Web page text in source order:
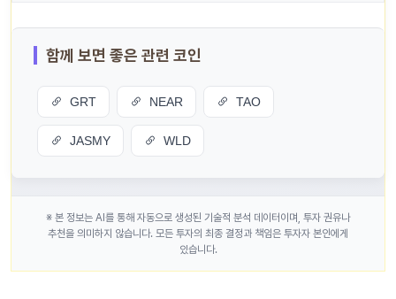
함께 보면 좋은 관련 코인
GRT NEAR TAO
JASMY WLD
※ 본 정보는 AI를 통해 자동으로 생성된 기술적 분석 데이터이며, 투자 권유나
추천을 의미하지 않습니다. 모든 투자의 최종 결정과 책임은 투자자 본인에게
있습니다.